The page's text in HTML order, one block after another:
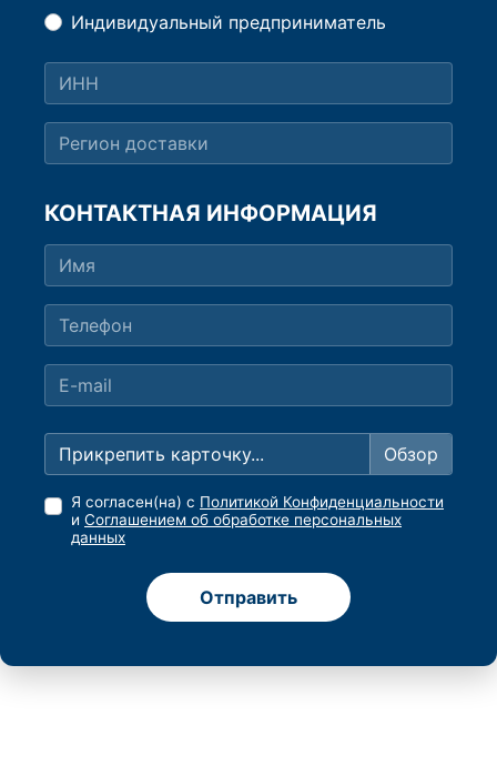
Индивидуальный предприниматель
КОНТАКТНАЯ ИНФОРМАЦИЯ
Прикрепить карточку...
Я согласен(на) с Политикой Конфиденциальности
и Соглашением об обработке персональных
данных
Отправить